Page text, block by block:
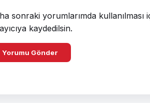
sonraki yorumlarımda
kaydedilsin.